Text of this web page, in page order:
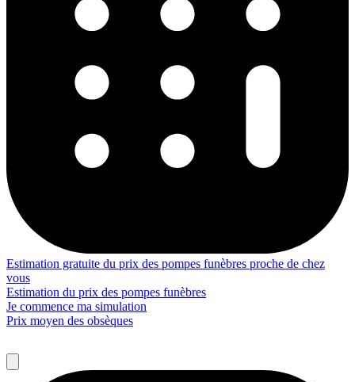
Estimation gratuite du prix des pompes funèbres proche de chez
vous
Estimation du prix des pompes funèbres
Je commence ma simulation
Prix moyen des obsèques